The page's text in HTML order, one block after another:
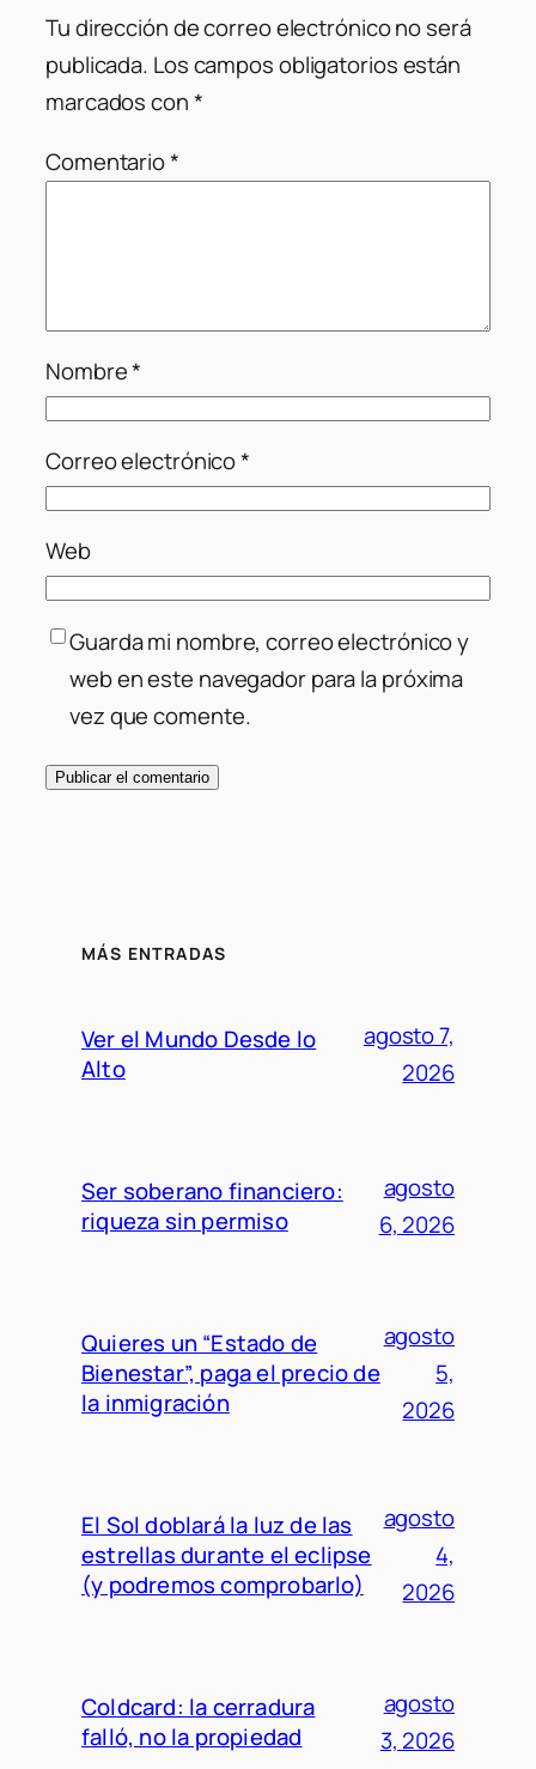
Tu dirección de correo electrónico no será
publicada. Los campos obligatorios están
marcados con*
Comentario*
Nombre*
Correo electrónico*
Web
Guarda mi nombre, correo electrónico y
web en este navegador para la próxima
vez que comente.
MÁS ENTRADAS
Ver el Mundo Desde lo
Alto
agosto 7,
2026
Ser soberano financiero:
riqueza sin permiso
agosto
6, 2026
Quieres un “Estado de
Bienestar”, paga el precio de
la inmigración
agosto
5,
2026
El Sol doblará la luz de las
estrellas durante el eclipse
(y podremos comprobarlo)
agosto
4,
2026
Coldcard: la cerradura
falló, no la propiedad
agosto
3, 2026